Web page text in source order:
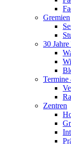
Gremien
30
Termine
Zentren